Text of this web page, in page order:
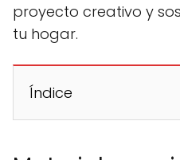
proyecto creativo y
tu hogar.
Índice